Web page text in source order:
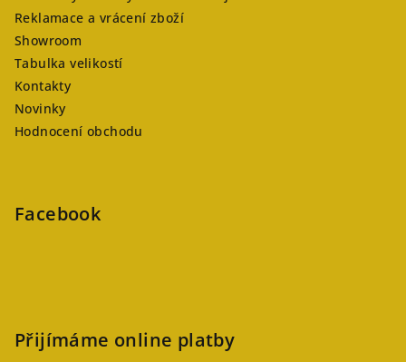
Reklamace a vrácení zboží
Showroom
Tabulka velikostí
Kontakty
Novinky
Hodnocení obchodu
Facebook
Přijímáme online platby